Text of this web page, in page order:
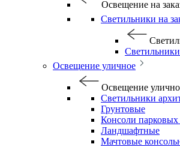
Освещение на
Светильники на
Освещение уличное
Освещение
Светильники
Грунтовые
Консоли парковых
Ландшафтные
Мачтовые